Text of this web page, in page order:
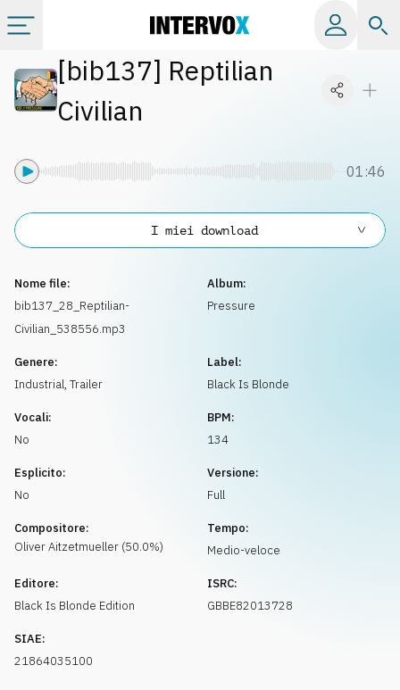
Categorie
[bib137] Reptilian
Civilian
01:46
Nome file:
bib137_28_Reptilian-
Civilian_538556.mp3
Album:
Pressure
Genere:
Industrial, Trailer
Label:
Black Is Blonde
Vocali:
No
BPM:
134
Esplicito:
No
Versione:
Full
Compositore:
OliverAitzetmueller (50.0%)
Tempo:
Medio-veloce
Editore:
Black Is Blonde Edition
ISRC:
GBBE82013728
SIAE:
21864035100
I miei download